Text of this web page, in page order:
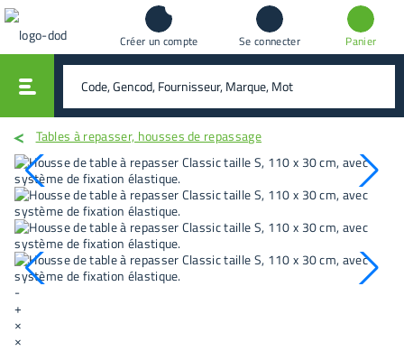
Créer un compte Se connecter Panier
rechercher
Tables à repasser, housses de repassage
-
+
×
×